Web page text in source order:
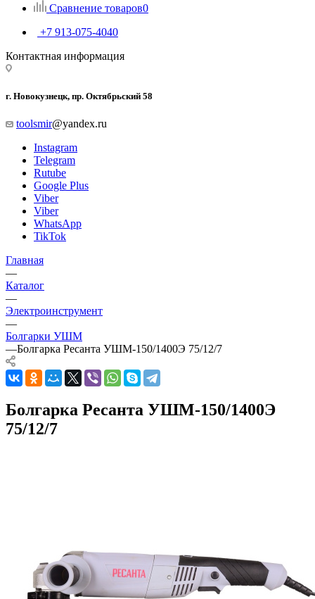
Сравнение товаров0
+7 913-075-4040
Контактная информация
г. Новокузнецк, пр. Октябрьский 58
toolsmir@yandex.ru
Instagram
Telegram
Rutube
Google Plus
Viber
Viber
WhatsApp
TikTok
Главная
—
Каталог
—
Электроинструмент
—
Болгарки УШМ
—Болгарка Ресанта УШМ-150/1400Э 75/12/7
Болгарка Ресанта УШМ-150/1400Э
75/12/7